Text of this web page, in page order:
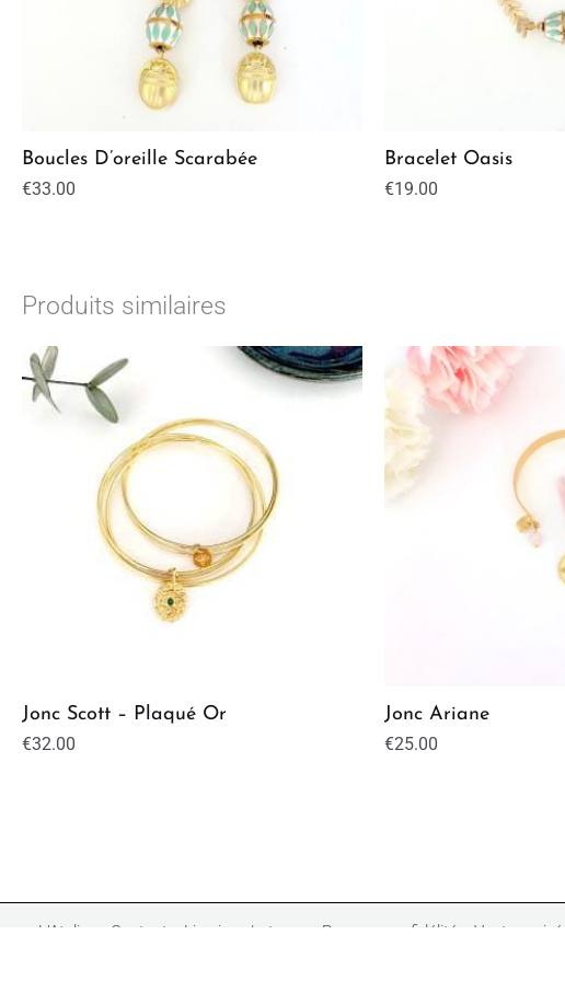
Boucles D’oreille Scarabée
€33.00
Bracelet Oasis
€19.00
Produits similaires
Jonc Scott – Plaqué Or
€32.00
Jonc Ariane
€25.00
L’Atelier Contact Livraison/retours Programme fidélité Ventes